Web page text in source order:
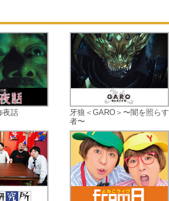
夜話
牙狼＜GARO＞〜闇を照らす
者〜